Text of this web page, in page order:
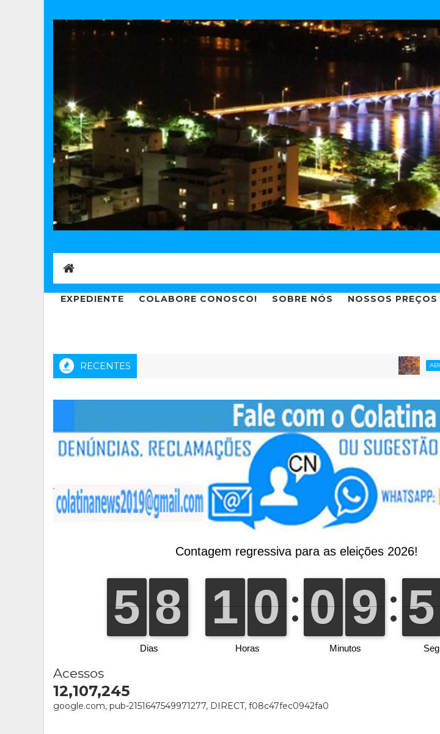
EXPEDIENTE COLABORE CONOSCO! SOBRE NÓS NOSSOS PREÇOS
RECENTES ABUSO DE PODER
Acessos
12,107,245
google.com, pub-2151647549971277, DIRECT, f08c47fec0942fa0